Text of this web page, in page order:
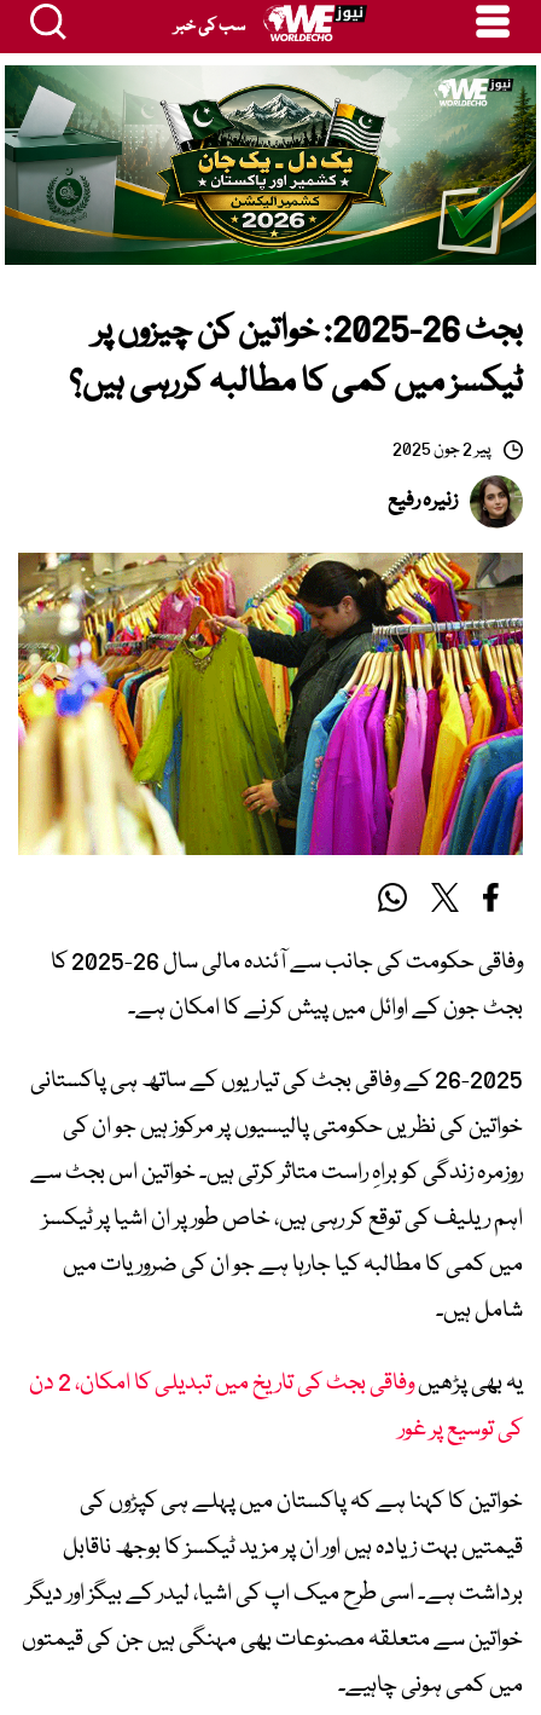
سب کی خبر
بجٹ 26-2025: خواتین کن چیزوں پر
ٹیکسز میں کمی کا مطالبہ کررہی ہیں؟
پیر 2 جون 2025
زنیرہ رفیع
وفاقی حکومت کی جانب سے آئندہ مالی سال 26-2025 کا
بجٹ جون کے اوائل میں پیش کرنے کا امکان ہے۔
26-2025 کے وفاقی بجٹ کی تیاریوں کے ساتھ ہی پاکستانی
خواتین کی نظریں حکومتی پالیسیوں پر مرکوز ہیں جو ان کی
روزمرہ زندگی کو براہِ راست متاثر کرتی ہیں۔ خواتین اس بجٹ سے
اہم ریلیف کی توقع کر رہی ہیں، خاص طور پر ان اشیا پر ٹیکسز
میں کمی کا مطالبہ کیا جارہا ہے جو ان کی ضروریات میں
شامل ہیں۔
یہ بھی پڑھیں
وفاقی بجٹ کی تاریخ میں تبدیلی کا امکان، 2 دن
کی توسیع پر غور
خواتین کا کہنا ہے کہ پاکستان میں پہلے ہی کپڑوں کی
قیمتیں بہت زیادہ ہیں اور ان پر مزید ٹیکسز کا بوجھ ناقابل
برداشت ہے۔ اسی طرح میک اپ کی اشیا، لیدر کے بیگز اور دیگر
خواتین سے متعلقہ مصنوعات بھی مہنگی ہیں جن کی قیمتوں
میں کمی ہونی چاہیے۔